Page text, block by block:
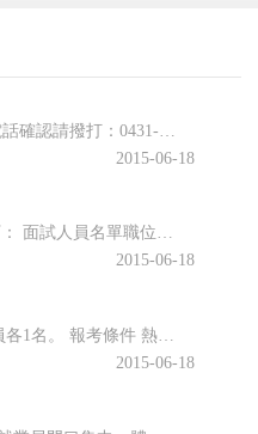
2015-06-18
根據中組部、人力資源社會保障部、國家公務員局2015年度考試錄用公務員工作要求，現將面試有關事項公告如下： 面試人員名單職位 職位代碼 準考證號 考生姓名 面試最低分數線直屬機關黨委主任科員以下 0601478001 478270040219 劉 輝 129.1478236072012 熊小璇478...
2015-06-18
招聘崗位及人數 本次共招聘工作人員共5名。其中書畫教師、文學教師、科技教師各1名，專職社工、前臺服務人員各1名。 報考條件 熱愛祖國，遵紀守法，品行端正。熱愛校外教育事業，熱愛青少年兒童，具有童心童趣，善于和孩子、家長溝通，責任心強，有創新意識，普通話流利，口齒清晰。簡章發布地址：公務員考試信息網（...
2015-06-18